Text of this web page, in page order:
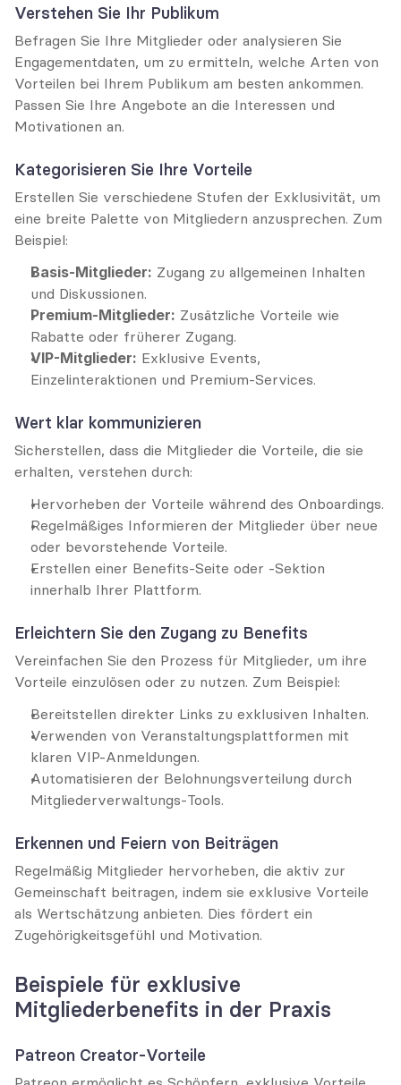
Verstehen Sie Ihr Publikum
Befragen Sie Ihre Mitglieder oder analysieren Sie
Engagementdaten, um zu ermitteln, welche Arten von
Vorteilen bei Ihrem Publikum am besten ankommen.
Passen Sie Ihre Angebote an die Interessen und
Motivationen an.
Kategorisieren Sie Ihre Vorteile
Erstellen Sie verschiedene Stufen der Exklusivität, um
eine breite Palette von Mitgliedern anzusprechen. Zum
Beispiel:
Basis-Mitglieder: Zugang zu allgemeinen Inhalten
und Diskussionen.
Premium-Mitglieder: Zusätzliche Vorteile wie
Rabatte oder früherer Zugang.
VIP-Mitglieder: Exklusive Events,
Einzelinteraktionen und Premium-Services.
Wert klar kommunizieren
Sicherstellen, dass die Mitglieder die Vorteile, die sie
erhalten, verstehen durch:
Hervorheben der Vorteile während des Onboardings.
Regelmäßiges Informieren der Mitglieder über neue
oder bevorstehende Vorteile.
Erstellen einer Benefits-Seite oder -Sektion
innerhalb Ihrer Plattform.
Erleichtern Sie den Zugang zu Benefits
Vereinfachen Sie den Prozess für Mitglieder, um ihre
Vorteile einzulösen oder zu nutzen. Zum Beispiel:
Bereitstellen direkter Links zu exklusiven Inhalten.
Verwenden von Veranstaltungsplattformen mit
klaren VIP-Anmeldungen.
Automatisieren der Belohnungsverteilung durch
Mitgliederverwaltungs-Tools.
Erkennen und Feiern von Beiträgen
Regelmäßig Mitglieder hervorheben, die aktiv zur
Gemeinschaft beitragen, indem sie exklusive Vorteile
als Wertschätzung anbieten. Dies fördert ein
Zugehörigkeitsgefühl und Motivation.
Beispiele für exklusive
Mitgliederbenefits in der Praxis
Patreon Creator-Vorteile